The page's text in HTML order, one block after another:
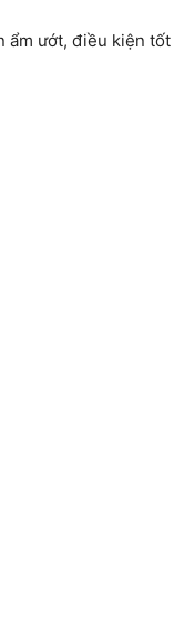
ẩm ướt, điều kiện tốt